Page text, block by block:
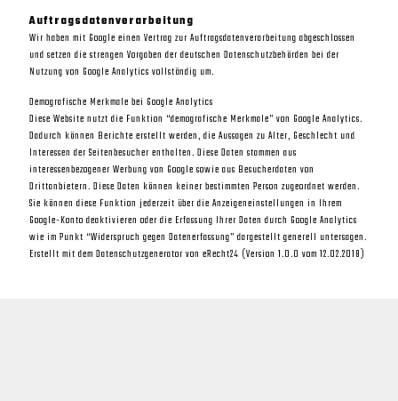
Auftragsdatenverarbeitung
Wir haben mit Google einen Vertrag zur Auftragsdatenverarbeitung abgeschlossen
und setzen die strengen Vorgaben der deutschen Datenschutzbehörden bei der
Nutzung von Google Analytics vollständig um.
Demografische Merkmale bei Google Analytics
Diese Website nutzt die Funktion “demografische Merkmale” von Google Analytics.
Dadurch können Berichte erstellt werden, die Aussagen zu Alter, Geschlecht und
Interessen der Seitenbesucher enthalten. Diese Daten stammen aus
interessenbezogener Werbung von Google sowie aus Besucherdaten von
Drittanbietern. Diese Daten können keiner bestimmten Person zugeordnet werden.
Sie können diese Funktion jederzeit über die Anzeigeneinstellungen in Ihrem
Google-Konto deaktivieren oder die Erfassung Ihrer Daten durch Google Analytics
wie im Punkt “Widerspruch gegen Datenerfassung” dargestellt generell untersagen.
Erstellt mit dem Datenschutzgenerator von eRecht24 (Version 1.0.0 vom 12.02.2018)